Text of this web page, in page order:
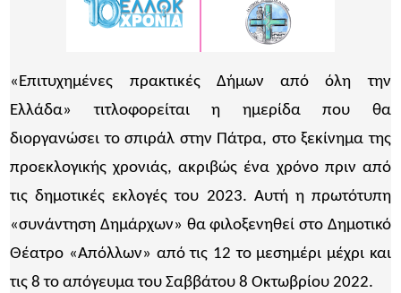
«Επιτυχημένες πρακτικές Δήμων από όλη την
Ελλάδα» τιτλοφορείται η ημερίδα που θα
διοργανώσει το σπιράλ στην Πάτρα, στο ξεκίνημα της
προεκλογικής χρονιάς, ακριβώς ένα χρόνο πριν από
τις δημοτικές εκλογές του 2023. Αυτή η πρωτότυπη
«συνάντηση Δημάρχων» θα φιλοξενηθεί στο Δημοτικό
Θέατρο «Απόλλων» από τις 12 το μεσημέρι μέχρι και
τις 8 το απόγευμα του Σαββάτου 8 Οκτωβρίου 2022.